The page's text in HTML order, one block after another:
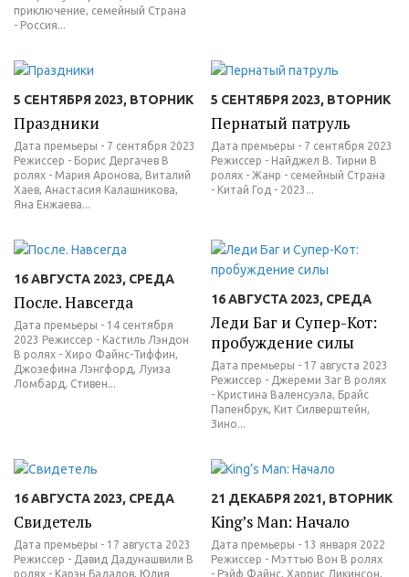
приключение, семейный Страна
- Россия...
5 СЕНТЯБРЯ 2023, ВТОРНИК
Праздники
Дата премьеры - 7 сентября 2023
Режиссер - Борис Дергачев В
ролях - Мария Аронова, Виталий
Хаев, Анастасия Калашникова,
Яна Енжаева...
5 СЕНТЯБРЯ 2023, ВТОРНИК
Пернатый патруль
Дата премьеры - 7 сентября 2023
Режиссер - Найджел В. Тирни В
ролях - Жанр - семейный Страна
- Китай Год - 2023...
16 АВГУСТА 2023, СРЕДА
После. Навсегда
Дата премьеры - 14 сентября
2023 Режиссер - Кастиль Лэндон
В ролях - Хиро Файнс-Тиффин,
Джозефина Лэнгфорд, Луиза
Ломбард, Стивен...
16 АВГУСТА 2023, СРЕДА
Леди Баг и Супер-Кот:
пробуждение силы
Дата премьеры - 17 августа 2023
Режиссер - Джереми Заг В ролях
- Кристина Валенсуэла, Брайс
Папенбрук, Кит Силверштейн,
Зино...
16 АВГУСТА 2023, СРЕДА
Свидетель
Дата премьеры - 17 августа 2023
Режиссер - Давид Дадунашвили В
ролях - Карэн Бадалов, Юлия
21 ДЕКАБРЯ 2021, ВТОРНИК
King’s Man: Начало
Дата премьеры - 13 января 2022
Режиссер - Мэттью Вон В ролях
- Рэйф Файнс, Харрис Дикинсон,